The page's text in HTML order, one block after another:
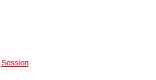
Session